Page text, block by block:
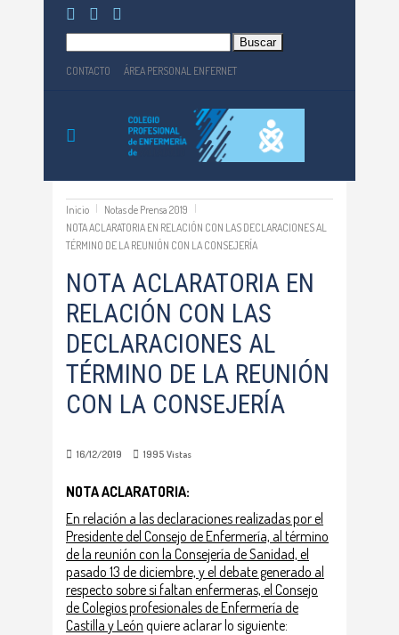
CONTACTO ÁREA PERSONAL ENFERNET
Inicio
Notas de Prensa 2019
NOTA ACLARATORIA EN RELACIÓN CON LAS DECLARACIONES AL
TÉRMINO DE LA REUNIÓN CON LA CONSEJERÍA
NOTA ACLARATORIA EN
RELACIÓN CON LAS
DECLARACIONES AL
TÉRMINO DE LA REUNIÓN
CON LA CONSEJERÍA
16/12/2019 1995 Vistas
NOTA ACLARATORIA:
En relación a las declaraciones realizadas por el
Presidente del Consejo de Enfermería, al término
de la reunión con la Consejería de Sanidad, el
pasado 13 de diciembre, y el debate generado al
respecto sobre si faltan enfermeras, el Consejo
de Colegios profesionales de Enfermería de
Castilla y León quiere aclarar lo siguiente: